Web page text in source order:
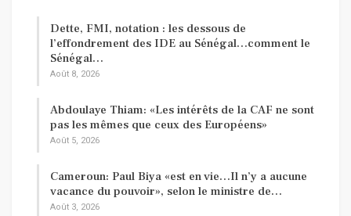
Dette, FMI, notation : les dessous de
l’effondrement des IDE au Sénégal…comment le
Sénégal…
Août 8, 2026
Abdoulaye Thiam: «Les intérêts de la CAF ne sont
pas les mêmes que ceux des Européens»
Août 5, 2026
Cameroun: Paul Biya «est en vie…Il n’y a aucune
vacance du pouvoir», selon le ministre de…
Août 3, 2026